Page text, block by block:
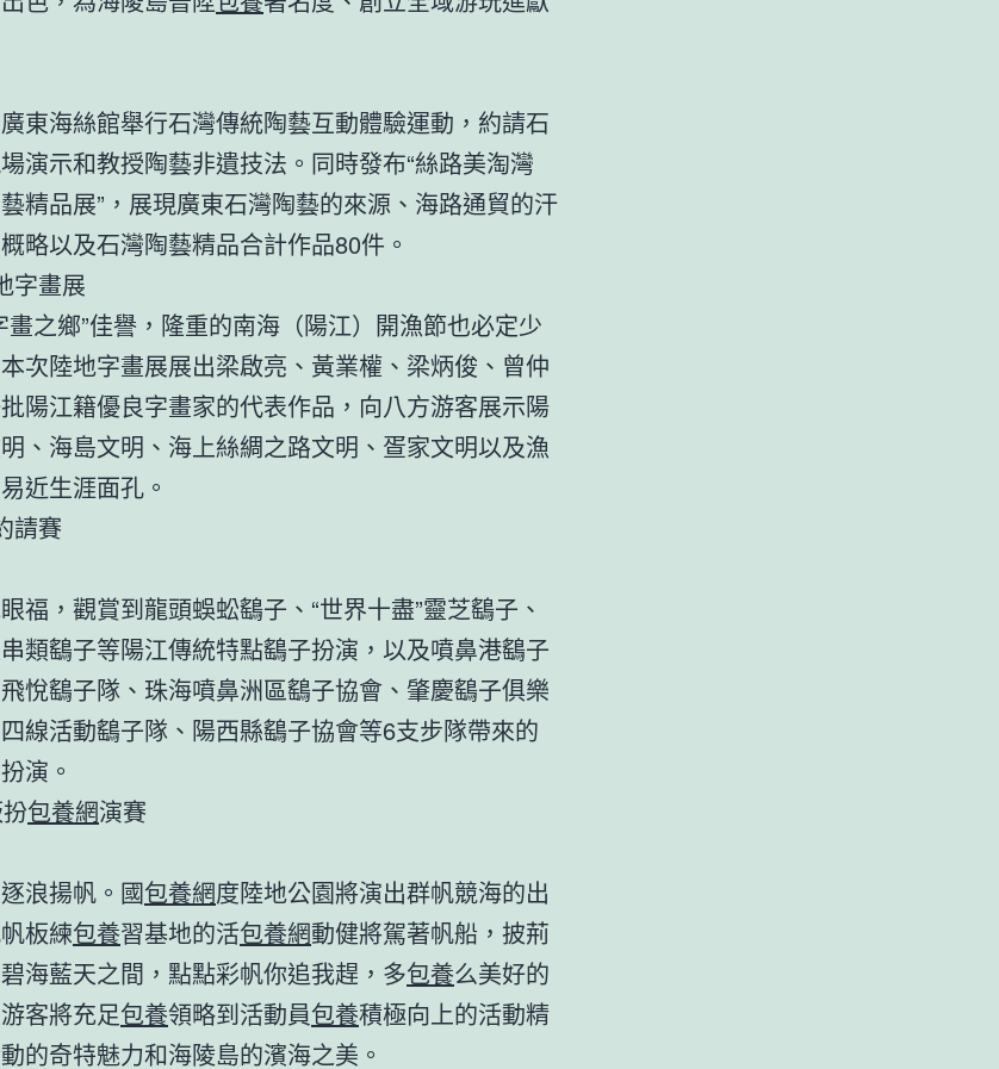
海絲館舉行石灣傳統陶藝互動體驗運動，約請石
演示和教授陶藝非遺技法。同時發布“絲路美淘灣
品展”，展現廣東石灣陶藝的來源、海路通貿的汗
略以及石灣陶藝精品合計作品80件。
字畫展
之鄉”佳譽，隆重的南海（陽江）開漁節也必定少
次陸地字畫展展出梁啟亮、黃業權、梁炳俊、曾仲
陽江籍優良字畫家的代表作品，向八方游客展示陽
、海島文明、海上絲綢之路文明、疍家文明以及漁
近生涯面孔。
賽
，觀賞到龍頭蜈蚣鷂子、“世界十盡”靈芝鷂子、
類鷂子等陽江傳統特點鷂子扮演，以及噴鼻港鷂子
悅鷂子隊、珠海噴鼻洲區鷂子協會、肇慶鷂子俱樂
線活動鷂子隊、陽西縣鷂子協會等6支步隊帶來的
演。
包養網演賽
浪揚帆。國包養網度陸地公園將演出群帆競海的出
板練包養習基地的活包養網動健將駕著帆船，披荊
海藍天之間，點點彩帆你追我趕，多包養么美好的
客將充足包養領略到活動員包養積極向上的活動精
的奇特魅力和海陵島的濱海之美。